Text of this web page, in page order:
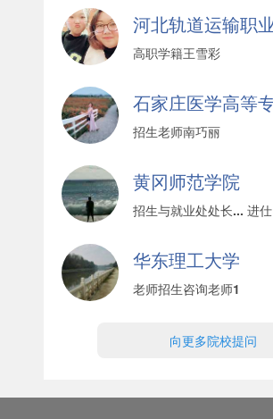
高职学籍王雪彩
招生老师南巧丽
黄冈师范学院
招生与就业处处长... 进仕
华东理工大学
老师招生咨询老师1
向更多院校提问